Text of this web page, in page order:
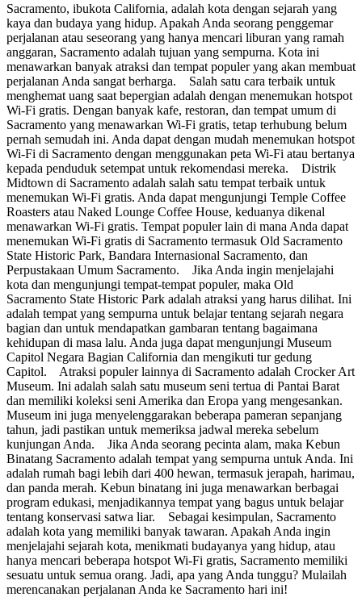
Sacramento, ibukota California, adalah kota dengan sejarah yang
kaya dan budaya yang hidup. Apakah Anda seorang penggemar
perjalanan atau seseorang yang hanya mencari liburan yang ramah
anggaran, Sacramento adalah tujuan yang sempurna. Kota ini
menawarkan banyak atraksi dan tempat populer yang akan membuat
perjalanan Anda sangat berharga. Salah satu cara terbaik untuk
menghemat uang saat bepergian adalah dengan menemukan hotspot
Wi-Fi gratis. Dengan banyak kafe, restoran, dan tempat umum di
Sacramento yang menawarkan Wi-Fi gratis, tetap terhubung belum
pernah semudah ini. Anda dapat dengan mudah menemukan hotspot
Wi-Fi di Sacramento dengan menggunakan peta Wi-Fi atau bertanya
kepada penduduk setempat untuk rekomendasi mereka. Distrik
Midtown di Sacramento adalah salah satu tempat terbaik untuk
menemukan Wi-Fi gratis. Anda dapat mengunjungi Temple Coffee
Roasters atau Naked Lounge Coffee House, keduanya dikenal
menawarkan Wi-Fi gratis. Tempat populer lain di mana Anda dapat
menemukan Wi-Fi gratis di Sacramento termasuk Old Sacramento
State Historic Park, Bandara Internasional Sacramento, dan
Perpustakaan Umum Sacramento. Jika Anda ingin menjelajahi
kota dan mengunjungi tempat-tempat populer, maka Old
Sacramento State Historic Park adalah atraksi yang harus dilihat. Ini
adalah tempat yang sempurna untuk belajar tentang sejarah negara
bagian dan untuk mendapatkan gambaran tentang bagaimana
kehidupan di masa lalu. Anda juga dapat mengunjungi Museum
Capitol Negara Bagian California dan mengikuti tur gedung
Capitol. Atraksi populer lainnya di Sacramento adalah Crocker Art
Museum. Ini adalah salah satu museum seni tertua di Pantai Barat
dan memiliki koleksi seni Amerika dan Eropa yang mengesankan.
Museum ini juga menyelenggarakan beberapa pameran sepanjang
tahun, jadi pastikan untuk memeriksa jadwal mereka sebelum
kunjungan Anda. Jika Anda seorang pecinta alam, maka Kebun
Binatang Sacramento adalah tempat yang sempurna untuk Anda. Ini
adalah rumah bagi lebih dari 400 hewan, termasuk jerapah, harimau,
dan panda merah. Kebun binatang ini juga menawarkan berbagai
program edukasi, menjadikannya tempat yang bagus untuk belajar
tentang konservasi satwa liar. Sebagai kesimpulan, Sacramento
adalah kota yang memiliki banyak tawaran. Apakah Anda ingin
menjelajahi sejarah kota, menikmati budayanya yang hidup, atau
hanya mencari beberapa hotspot Wi-Fi gratis, Sacramento memiliki
sesuatu untuk semua orang. Jadi, apa yang Anda tunggu? Mulailah
merencanakan perjalanan Anda ke Sacramento hari ini!